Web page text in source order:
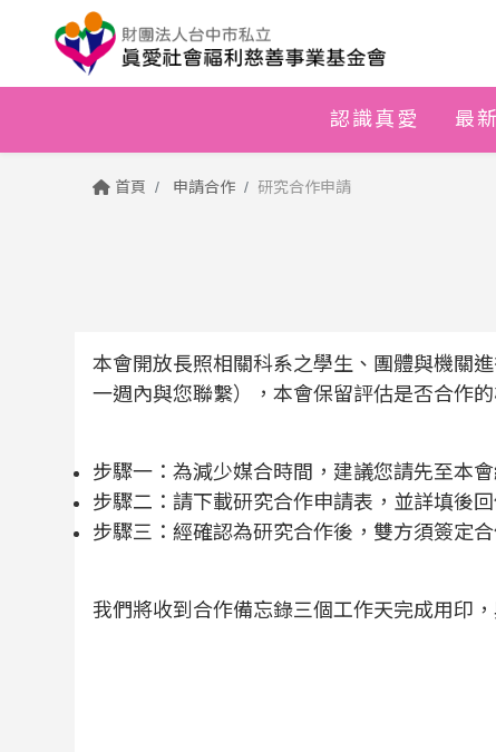
認識真愛 最
首頁 申請合作 研究合作申請
本會開放長照相關科系之學生、團體與機關
一週內與您聯繫），本會保留評估是否合作的
步驟一：為減少媒合時間，建議您請先至本
步驟二：請下載研究合作申請表，並詳填後
步驟三：經確認為研究合作後，雙方須簽定
我們將收到合作備忘錄三個工作天完成用印，